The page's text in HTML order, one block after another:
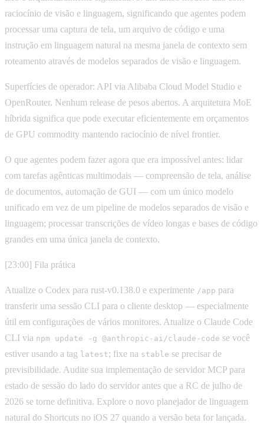
raciocínio de visão e linguagem, significando que agentes podem
processar uma captura de tela, um arquivo de código e uma
instrução em linguagem natural na mesma janela de contexto sem
roteamento através de modelos separados de visão e linguagem.
Superfícies de operador: API via Alibaba Cloud Model Studio e
OpenRouter. Nenhum release de pesos abertos. A arquitetura MoE
híbrida significa que pode executar eficientemente em orçamentos
de GPU commodity mantendo raciocínio de nível frontier.
O que agentes podem fazer agora que era impossível antes: lidar
com tarefas agênticas multimodais — compreensão de tela, análise
de documentos, automação de GUI — com um único modelo
unificado em vez de um pipeline de modelos separados de visão e
linguagem; processar transcrições de vídeo longas e bases de código
grandes em uma única janela de contexto.
[23:00] Fila prática
Atualize o Codex para rust-v0.138.0 e experimente /app para
transferir uma sessão CLI para o cliente desktop — especialmente
útil em configurações de vários monitores. Atualize o Claude Code
CLI via npm update -g @anthropic-ai/claude-code se você
estiver usando a tag
latest; fixe na stable se precisar de
previsibilidade. Audite sua implementação de servidor MCP para
estado de sessão do lado do servidor antes que a RC de julho de
2026 se torne definitiva. Explore o novo planejador de linguagem
natural do Shortcuts no iOS 27 quando a versão beta for lançada.